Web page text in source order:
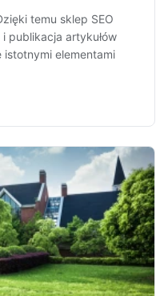
temu sklep SEO
publikacja artykułów
istotnymi elementami